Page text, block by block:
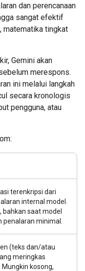
dan perencanaan
sangat efektif
matematika tingkat
Gemini akan
merespons.
ini melalui langkah
secara kronologis
pengguna, atau
terenkripsi dari
internal model.
bahkan saat model
penalaran minimal.
(teks dan/atau
meringkas
kosong,